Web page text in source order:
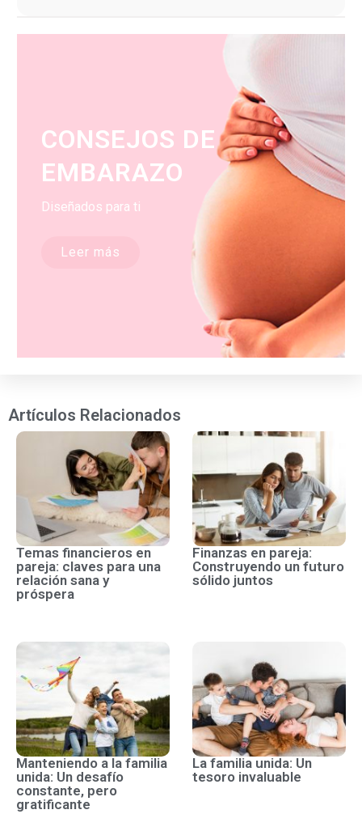
CONSEJOS DE
EMBARAZO
Diseñados para ti
Leer más
Artículos Relacionados
Temas financieros en
pareja: claves para una
relación sana y
próspera
Finanzas en pareja:
Construyendo un futuro
sólido juntos
Manteniendo a la familia
unida: Un desafío
constante, pero
gratificante
La familia unida: Un
tesoro invaluable